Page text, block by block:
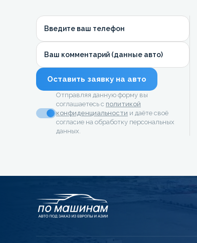
Введите ваш телефон
Ваш комментарий (данные авто)
Оставить заявку на авто
Отправляя данную форму вы
соглашаетесь с политикой
конфиденциальности и даёте своё
согласие на обработку персональных
данных.